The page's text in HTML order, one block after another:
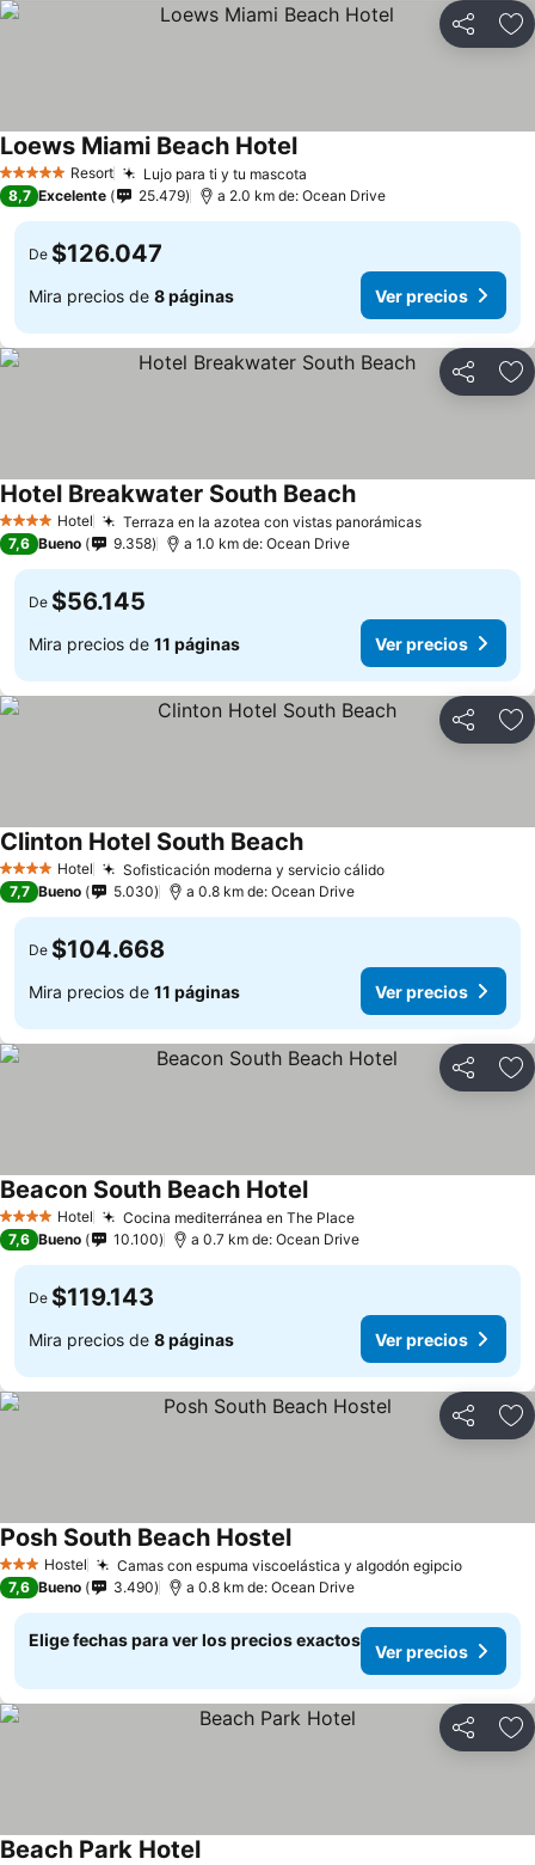
Compartir
5 Estrellas Resort Lujo para ti y tu mascota
Loews Miami Beach Hotel
8,7 Excelente 25.479 a 2.0 km de: Ocean Drive
De $126.047
Mira precios de 8 páginas Ver precios
Compartir
4 EstrellasHotel Terraza en la azotea con vistas panorámicas
Hotel Breakwater South Beach
7,6 Bueno 9.358 a 1.0 km de: Ocean Drive
De $56.145
Mira precios de 11 páginas Ver precios
Compartir
4 EstrellasHotel Sofisticación moderna y servicio cálido
Clinton Hotel South Beach
7,7 Bueno 5.030 a 0.8 km de: Ocean Drive
De $104.668
Mira precios de 11 páginas Ver precios
Compartir
4 EstrellasHotel Cocina mediterránea en The Place
Beacon South Beach Hotel
7,6 Bueno 10.100 a 0.7 km de: Ocean Drive
De $119.143
Mira precios de 8 páginas Ver precios
Compartir
3 EstrellasHostel Camas con espuma viscoelástica y algodón egipcio
Posh South Beach Hostel
7,6 Bueno 3.490 a 0.8 km de: Ocean Drive
Elige fechas para ver los precios exactos
Ver precios
Compartir
Beach Park Hotel